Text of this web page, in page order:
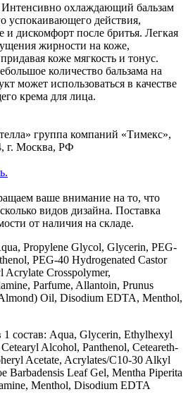
Интенсивно охлаждающий бальзам
успокаивающего действия,
дискомфорт после бритья. Легкая
жирности на коже,
коже мягкость и тонус.
количество бальзама на
может использоваться в качестве
крема для лица.
группа компаний «Тимекс»,
г. Москва, РФ
ваше внимание на то, что
видов дизайна. Поставка
от наличия на складе.
Propylene Glycol, Glycerin, PEG-
PEG-40 Hydrogenated Castor
Crosspolymer,
Parfume, Allantoin, Prunus
Oil, Disodium EDTA, Menthol,
1 состав: Aqua, Glycerin, Ethylhexyl
Alcohol, Panthenol, Ceteareth-
Acetate, Acrylates/C10-30 Alkyl
Barbadensis Leaf Gel, Mentha Piperita
Menthol, Disodium EDTA